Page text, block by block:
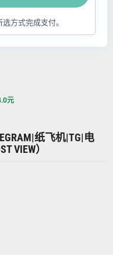
方式完成支付。
元
纸飞机|TG|电
VIEW）